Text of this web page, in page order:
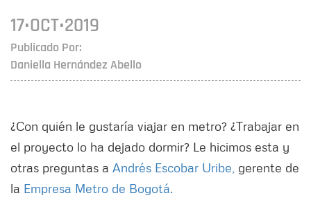
Publicado Por:
Daniella Hernández Abello
17•OCT•2019
¿Con quién le gustaría viajar en metro? ¿Trabajar en
el proyecto lo ha dejado dormir? Le hicimos esta y
otras preguntas a Andrés Escobar Uribe, gerente de
la Empresa Metro de Bogotá.